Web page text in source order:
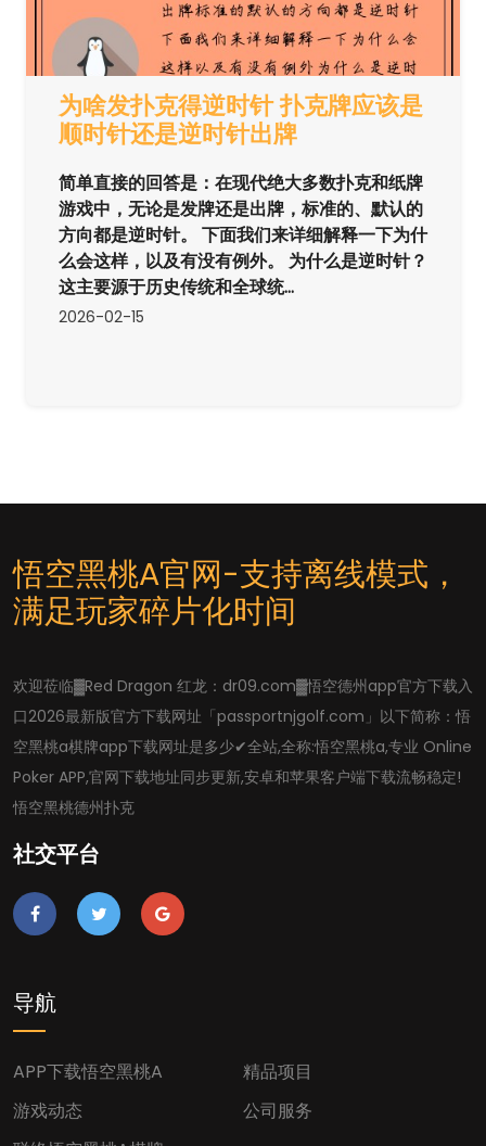
为啥发扑克得逆时针 扑克牌应该是
顺时针还是逆时针出牌
简单直接的回答是：在现代绝大多数扑克和纸牌
游戏中，无论是发牌还是出牌，标准的、默认的
方向都是逆时针。 下面我们来详细解释一下为什
么会这样，以及有没有例外。 为什么是逆时针？
这主要源于历史传统和全球统...
2026-02-15
悟空黑桃A官网-支持离线模式，
满足玩家碎片化时间
欢迎莅临▓Red Dragon 红龙：dr09.com▓悟空德州app官方下载入
口2026最新版官方下载网址「passportnjgolf.com」以下简称：悟
空黑桃a棋牌app下载网址是多少✔全站,全称:悟空黑桃a,专业 Online
Poker APP,官网下载地址同步更新,安卓和苹果客户端下载流畅稳定!
悟空黑桃德州扑克
社交平台
导航
APP下载悟空黑桃A
精品项目
游戏动态
公司服务